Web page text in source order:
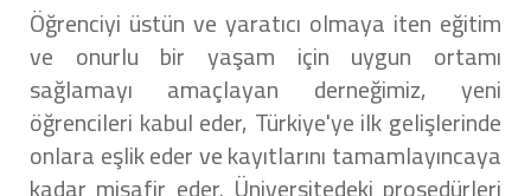
Öğrenciyi üstün ve yaratıcı olmaya iten eğitim
ve onurlu bir yaşam için uygun ortamı
sağlamayı amaçlayan derneğimiz, yeni
öğrencileri kabul eder, Türkiye'ye ilk gelişlerinde
onlara eşlik eder ve kayıtlarını tamamlayıncaya